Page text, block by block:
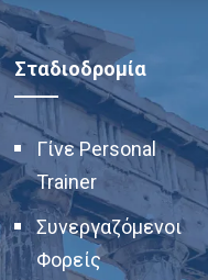
Σταδιοδρομία
Γίνε Personal
Trainer
Συνεργαζόμενοι
Φορείς